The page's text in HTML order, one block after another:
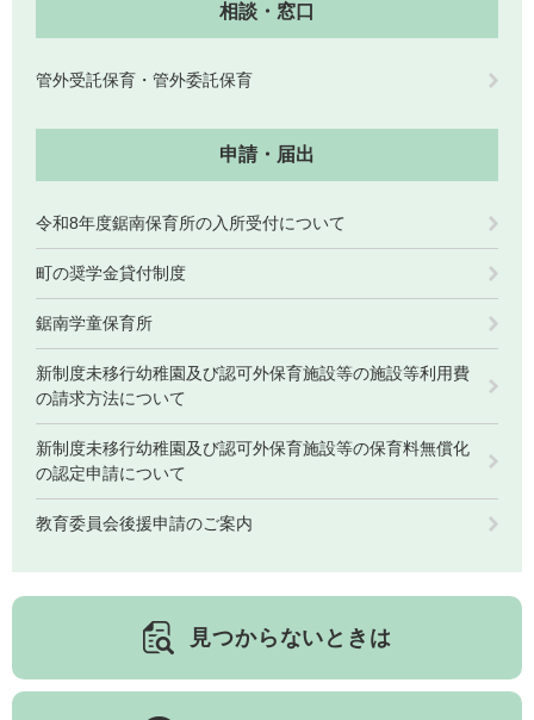
相談・窓口
管外受託保育・管外委託保育
申請・届出
令和8年度鋸南保育所の入所受付について
町の奨学金貸付制度
鋸南学童保育所
新制度未移行幼稚園及び認可外保育施設等の施設等利用費
の請求方法について
新制度未移行幼稚園及び認可外保育施設等の保育料無償化
の認定申請について
教育委員会後援申請のご案内
見つからないときは